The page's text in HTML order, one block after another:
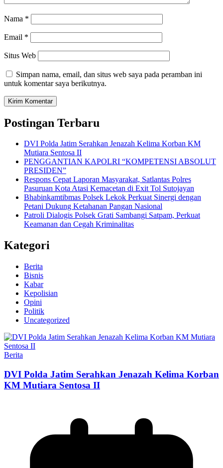
Nama *
Email *
Situs Web
Simpan nama, email, dan situs web saya pada peramban ini
untuk komentar saya berikutnya.
Postingan Terbaru
DVI Polda Jatim Serahkan Jenazah Kelima Korban KM
Mutiara Sentosa II
PENGGANTIAN KAPOLRI “KOMPETENSI ABSOLUT
PRESIDEN”
Respons Cepat Laporan Masyarakat, Satlantas Polres
Pasuruan Kota Atasi Kemacetan di Exit Tol Sutojayan
Bhabinkamtibmas Polsek Lekok Perkuat Sinergi dengan
Petani Dukung Ketahanan Pangan Nasional
Patroli Dialogis Polsek Grati Sambangi Satpam, Perkuat
Keamanan dan Cegah Kriminalitas
Kategori
Berita
Bisnis
Kabar
Kepolisian
Opini
Politik
Uncategorized
Berita
DVI Polda Jatim Serahkan Jenazah Kelima Korban
KM Mutiara Sentosa II